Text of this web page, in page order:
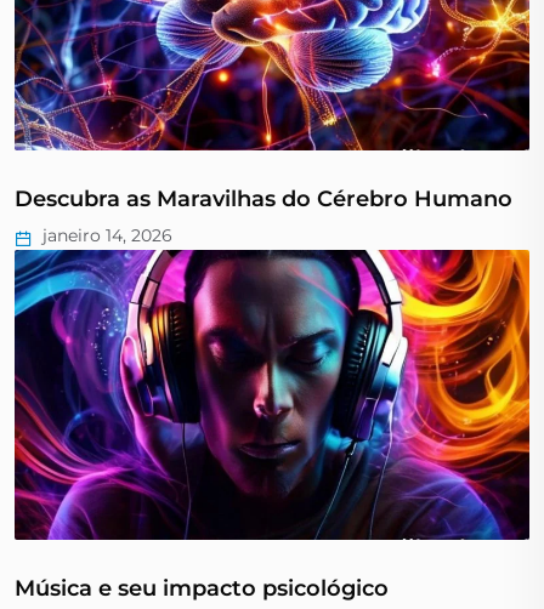
Descubra as Maravilhas do Cérebro Humano
janeiro 14, 2026
Música e seu impacto psicológico